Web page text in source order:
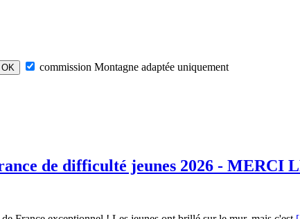
commission Montagne adaptée uniquement
de difficulté jeunes 2026 - MERCI